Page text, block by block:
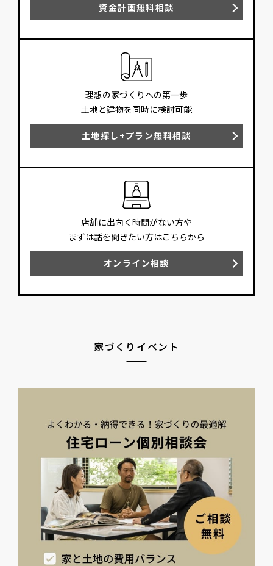
資金計画無料相談
理想の家づくりへの第一歩
土地と建物を同時に検討可能
土地探し+プラン無料相談
店舗に出向く時間がない方や
まずは話を聞きたい方はこちらから
オンライン相談
家づくりイベント